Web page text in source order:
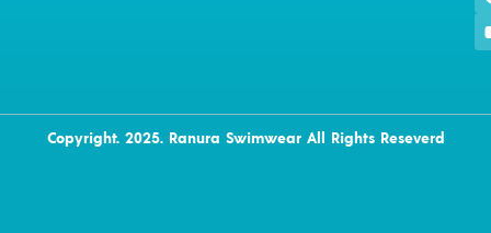
Copyright. 2025. Ranura Swimwear All Rights Reseverd